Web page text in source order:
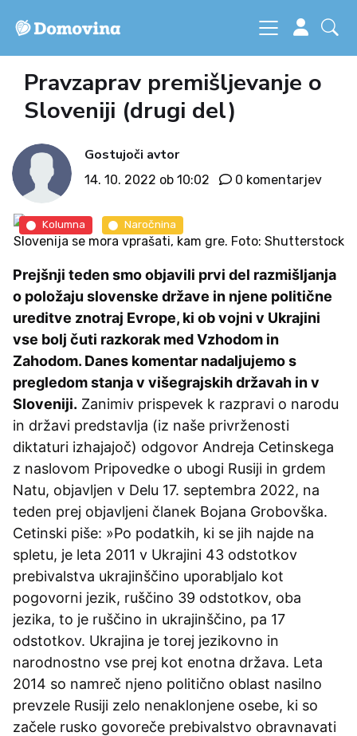
Pravzaprav premišljevanje o
Sloveniji (drugi del)
Gostujoči avtor
14. 10. 2022 ob 10:02 0 komentarjev
Slovenija se mora vprašati, kam gre. Foto: Shutterstock
Kolumna Naročnina
Prejšnji teden smo objavili prvi del razmišljanja
o položaju slovenske države in njene politične
ureditve znotraj Evrope, ki ob vojni v Ukrajini
vse bolj čuti razkorak med Vzhodom in
Zahodom. Danes komentar nadaljujemo s
pregledom stanja v višegrajskih državah in v
Sloveniji. Zanimiv prispevek k razpravi o narodu
in državi predstavlja (iz naše privrženosti
diktaturi izhajajoč) odgovor Andreja Cetinskega
z naslovom Pripovedke o ubogi Rusiji in grdem
Natu, objavljen v Delu 17. septembra 2022, na
teden prej objavljeni članek Bojana Grobovška.
Cetinski piše: »Po podatkih, ki se jih najde na
spletu, je leta 2011 v Ukrajini 43 odstotkov
prebivalstva ukrajinščino uporabljalo kot
pogovorni jezik, ruščino 39 odstotkov, oba
jezika, to je ruščino in ukrajinščino, pa 17
odstotkov. Ukrajina je torej jezikovno in
narodnostno vse prej kot enotna država. Leta
2014 so namreč njeno politično oblast nasilno
prevzele Rusiji zelo nenaklonjene osebe, ki so
začele rusko govoreče prebivalstvo obravnavati